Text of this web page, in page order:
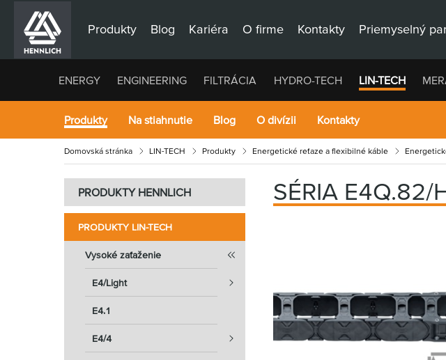
Produkty Blog Kariéra O firme Kontakty Priemyselný
ENERGY ENGINEERING FILTRÁCIA HYDRO-TECH LIN-TECH
Produkty Na stiahnutie Blog O divízii Kontakty
Domovská stránka LIN-TECH Produkty Energetické reťaze a flexibilné káble
PRODUKTY HENNLICH
PRODUKTY LIN-TECH
Vysoké zaťaženie
E4/Light
E4.1
E4/4
SÉRIA E4Q.82/